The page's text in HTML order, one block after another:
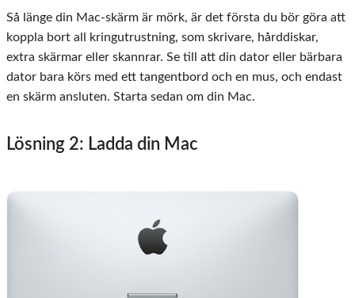
Så länge din Mac-skärm är mörk, är det första du bör göra att
koppla bort all kringutrustning, som skrivare, hårddiskar,
extra skärmar eller skannrar. Se till att din dator eller bärbara
dator bara körs med ett tangentbord och en mus, och endast
en skärm ansluten. Starta sedan om din Mac.
Lösning 2: Ladda din Mac